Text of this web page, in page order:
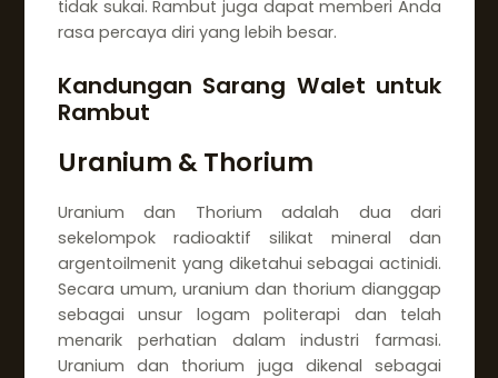
tidak sukai. Rambut juga dapat memberi Anda
rasa percaya diri yang lebih besar.
Kandungan Sarang Walet untuk
Rambut
Uranium & Thorium
Uranium dan Thorium adalah dua dari
sekelompok radioaktif silikat mineral dan
argentoilmenit yang diketahui sebagai actinidi.
Secara umum, uranium dan thorium dianggap
sebagai unsur logam politerapi dan telah
menarik perhatian dalam industri farmasi.
Uranium dan thorium juga dikenal sebagai